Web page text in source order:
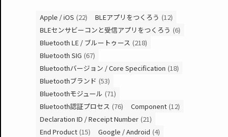
Apple / iOS (22) BLEアプリをつくろう (12)
BLEセンサビーコンと受信アプリをつくろう (6)
Bluetooth LE / ブルートゥース (218)
Bluetooth SIG (67)
Bluetoothバージョン / Core Specification (18)
Bluetoothブランド (53)
Bluetoothモジュール (71)
Bluetooth認証プロセス (76) Component (12)
Declaration ID / Receipt Number (21)
End Product (15) Google / Android (4)